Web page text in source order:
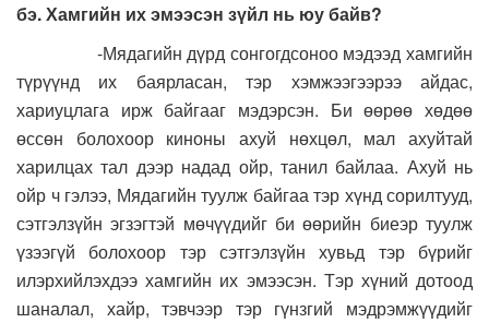
бэ. Хамгийн их эмээсэн зүйл нь юу байв?
-Мядагийн дүрд сонгогдсоноо мэдээд хамгийн
түрүүнд их баярласан, тэр хэмжээгээрээ айдас,
хариуцлага ирж байгааг мэдэрсэн. Би өөрөө хөдөө
өссөн болохоор киноны ахуй нөхцөл, мал ахуйтай
харилцах тал дээр надад ойр, танил байлаа. Ахуй нь
ойр ч гэлээ, Мядагийн туулж байгаа тэр хүнд сорилтууд,
сэтгэлзүйн эгзэгтэй мөчүүдийг би өөрийн биеэр туулж
үзээгүй болохоор тэр сэтгэлзүйн хувьд тэр бүрийг
илэрхийлэхдээ хамгийн их эмээсэн. Тэр хүний дотоод
шаналал, хайр, тэвчээр тэр гүнзгий мэдрэмжүүдийг